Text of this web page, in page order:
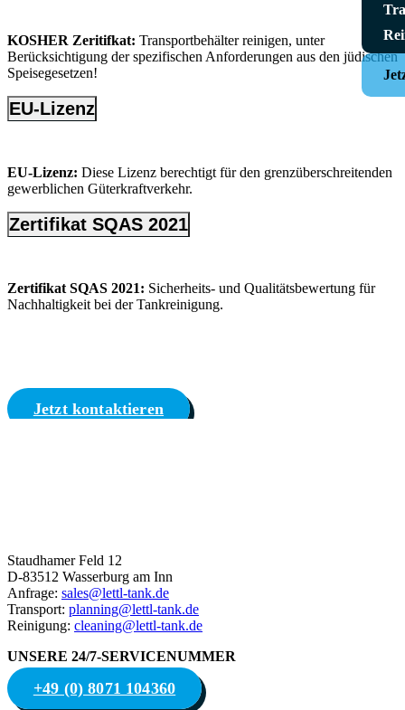
KOSHER Zeritifkat: Transportbehälter reinigen, unter
Berücksichtigung der spezifischen Anforderungen aus den jüdischen
Speisegesetzen!
EU-Lizenz
EU-Lizenz: Diese Lizenz berechtigt für den grenzüberschreitenden
gewerblichen Güterkraftverkehr.
Zertifikat SQAS 2021
Zertifikat SQAS 2021: Sicherheits- und Qualitätsbewertung für
Nachhaltigkeit bei der Tankreinigung.
Jetzt kontaktieren
Staudhamer Feld 12
D-83512 Wasserburg am Inn
Anfrage: sales@lettl-tank.de
Transport: planning@lettl-tank.de
Reinigung: cleaning@lettl-tank.de
UNSERE 24/7-SERVICENUMMER
+49 (0) 8071 104360